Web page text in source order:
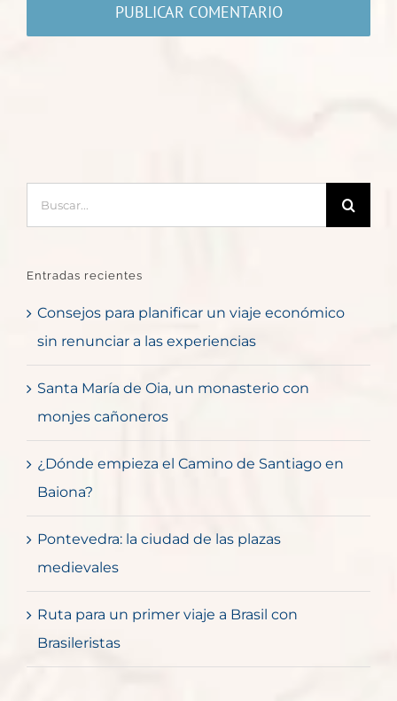
Entradas recientes
Consejos para planificar un viaje económico
sin renunciar a las experiencias
Santa María de Oia, un monasterio con
monjes cañoneros
¿Dónde empieza el Camino de Santiago en
Baiona?
Pontevedra: la ciudad de las plazas
medievales
Ruta para un primer viaje a Brasil con
Brasileristas